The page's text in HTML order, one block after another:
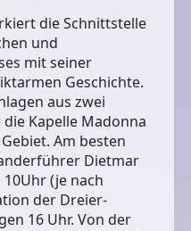
die Schnittstelle
und
mit seiner
Geschichte.
aus zwei
Kapelle Madonna
Am besten
Dietmar
(je nach
der Dreier-
16 Uhr. Von der